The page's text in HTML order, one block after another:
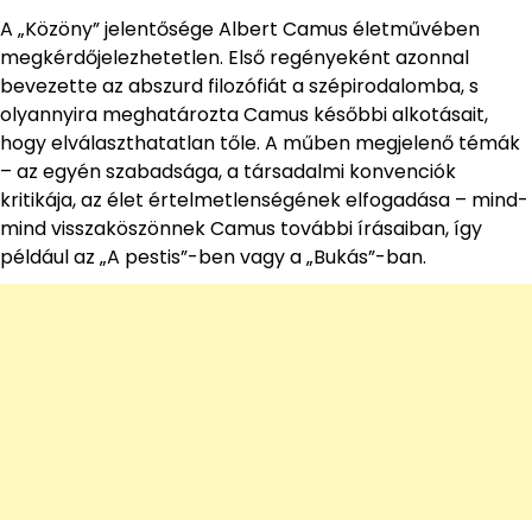
A „Közöny” jelentősége Albert Camus életművében
megkérdőjelezhetetlen. Első regényeként azonnal
bevezette az abszurd filozófiát a szépirodalomba, s
olyannyira meghatározta Camus későbbi alkotásait,
hogy elválaszthatatlan tőle. A műben megjelenő témák
– az egyén szabadsága, a társadalmi konvenciók
kritikája, az élet értelmetlenségének elfogadása – mind-
mind visszaköszönnek Camus további írásaiban, így
például az „A pestis”-ben vagy a „Bukás”-ban.